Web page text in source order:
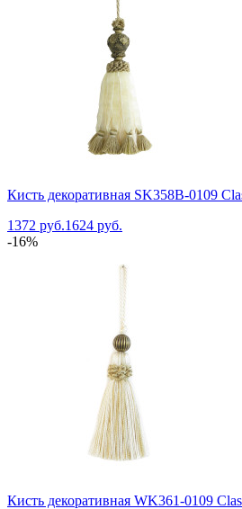
Кисть декоративная SK358B-0109
1372 руб.1624 руб.
-16%
Кисть декоративная WK361-0109